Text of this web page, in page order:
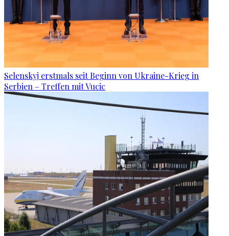
Selenskyj erstmals seit Beginn von Ukraine-Krieg in
Serbien – Treffen mit Vucic